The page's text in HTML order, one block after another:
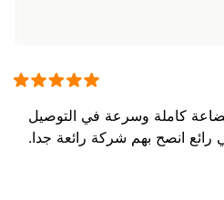
كاملة وسرعة في التوصيل
انصح بهم شركة رائعة جدا.